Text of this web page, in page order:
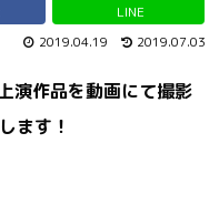
LINE
2019.04.19 2019.07.03
作品を動画にて撮影
ます！